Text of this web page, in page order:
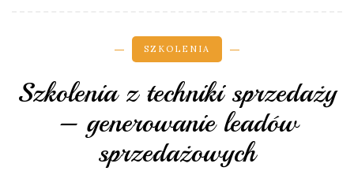
SZKOLENIA
Szkolenia z techniki sprzedaży
– generowanie leadów
sprzedażowych